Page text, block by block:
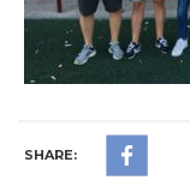
SHARE: